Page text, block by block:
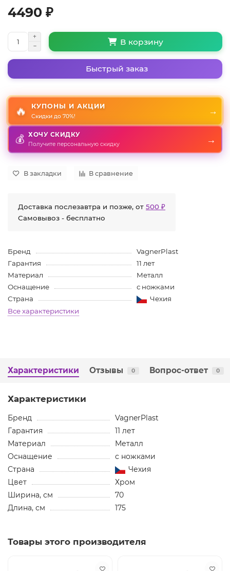
4490 ₽
В корзину
Быстрый заказ
🔥 КУПОНЫ И АКЦИИ
Скидки до 70%!
→
💰 ХОЧУ СКИДКУ
Получите персональную скидку →
В закладки В сравнение
Доставка послезавтра и позже, от 500 ₽
Самовывоз - бесплатно
Бренд
VagnerPlast
Гарантия
11 лет
Материал
Металл
Оснащение
с ножками
Страна
Чехия
Все характеристики
Характеристики Отзывы 0 Вопрос-ответ 0
Характеристики
Бренд
VagnerPlast
Гарантия
11 лет
Материал
Металл
Оснащение
с ножками
Страна
Чехия
Цвет
Хром
Ширина, см
70
Длина, см
175
Товары этого производителя